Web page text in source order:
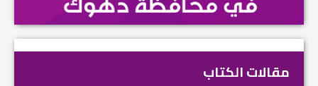
مقالات الكتاب